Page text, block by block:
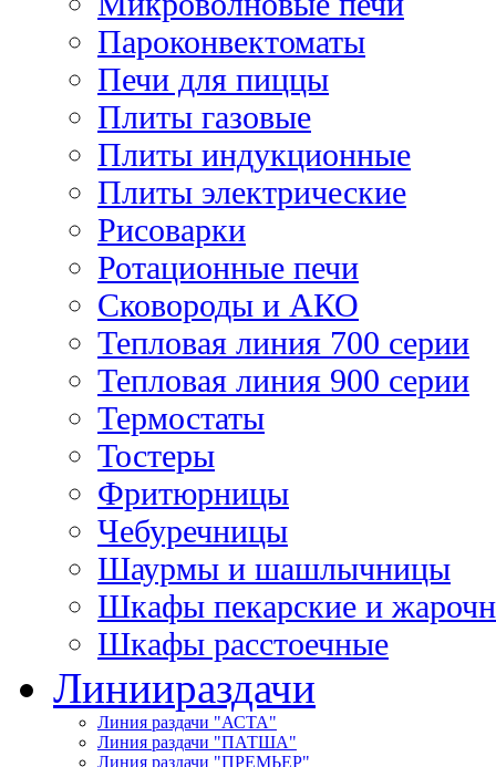
Пароконвектоматы
Печи для пиццы
Плиты газовые
Плиты индукционные
Плиты электрические
Рисоварки
Ротационные печи
Сковороды и АКО
Тепловая линия 700 серии
Тепловая линия 900 серии
Термостаты
Тостеры
Фритюрницы
Чебуречницы
Шаурмы и шашлычницы
Шкафы пекарские и
Шкафы расстоечные
Линиираздачи
Линия раздачи "АСТА"
Линия раздачи "ПАТША"
Линия раздачи "ПРЕМЬЕР"